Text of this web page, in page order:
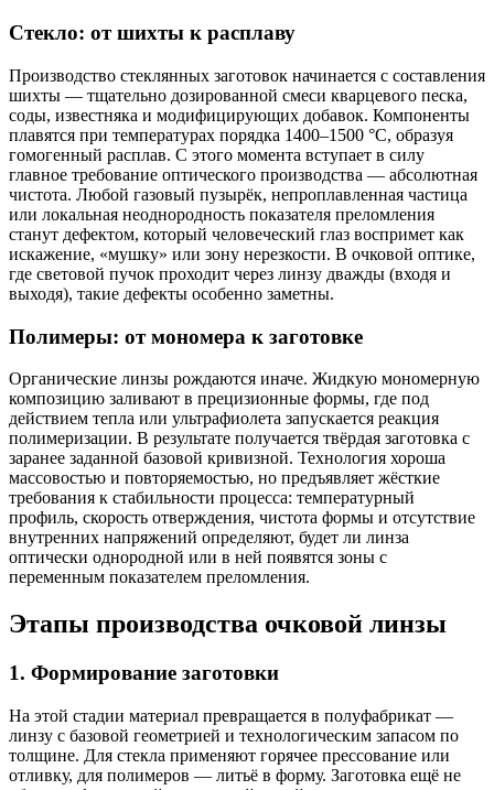
Стекло: от шихты к расплаву
Производство стеклянных заготовок начинается с составления
шихты — тщательно дозированной смеси кварцевого песка,
соды, известняка и модифицирующих добавок. Компоненты
плавятся при температурах порядка 1400–1500 °C, образуя
гомогенный расплав. С этого момента вступает в силу
главное требование оптического производства — абсолютная
чистота. Любой газовый пузырёк, непроплавленная частица
или локальная неоднородность показателя преломления
станут дефектом, который человеческий глаз воспримет как
искажение, «мушку» или зону нерезкости. В очковой оптике,
где световой пучок проходит через линзу дважды (входя и
выходя), такие дефекты особенно заметны.
Полимеры: от мономера к заготовке
Органические линзы рождаются иначе. Жидкую мономерную
композицию заливают в прецизионные формы, где под
действием тепла или ультрафиолета запускается реакция
полимеризации. В результате получается твёрдая заготовка с
заранее заданной базовой кривизной. Технология хороша
массовостью и повторяемостью, но предъявляет жёсткие
требования к стабильности процесса: температурный
профиль, скорость отверждения, чистота формы и отсутствие
внутренних напряжений определяют, будет ли линза
оптически однородной или в ней появятся зоны с
переменным показателем преломления.
Этапы производства очковой линзы
1. Формирование заготовки
На этой стадии материал превращается в полуфабрикат —
линзу с базовой геометрией и технологическим запасом по
толщине. Для стекла применяют горячее прессование или
отливку, для полимеров — литьё в форму. Заготовка ещё не